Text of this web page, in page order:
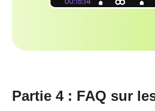
Partie 4 : FAQ sur